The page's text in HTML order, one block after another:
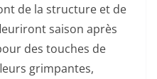
de la structure et de
saison après
des touches de
grimpantes,